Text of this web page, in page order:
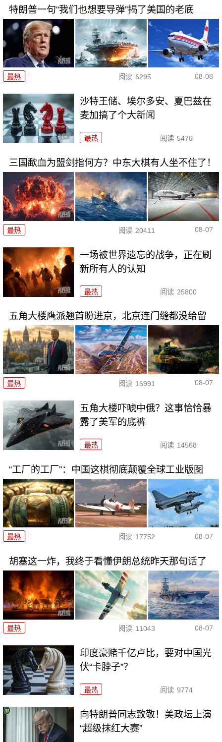
特朗普一句“我们也想要导弹”揭了美国的老底
最热 阅读 6295 08-08
沙特王储、埃尔多安、夏巴兹在
麦加搞了个大新闻
最热 阅读 5476
三国歃血为盟剑指何方？中东大棋有人坐不住了！
最热 阅读 20411 08-07
一场被世界遗忘的战争，正在刷
新所有人的认知
最热 阅读 25800
五角大楼鹰派翘首盼进京，北京连门缝都没给留
最热 阅读 16991 08-07
五角大楼吓唬中俄？这事恰恰暴
露了美军的底裤
最热 阅读 14568
“工厂的工厂”：中国这棋彻底颠覆全球工业版图
最热 阅读 17752 08-07
胡塞这一炸，我终于看懂伊朗总统昨天那句话了
最热 阅读 11043 08-07
印度豪赌千亿卢比，要对中国光
伏“卡脖子”？
最热 阅读 9774
向特朗普同志致敬！美政坛上演
“超级抹红大赛”